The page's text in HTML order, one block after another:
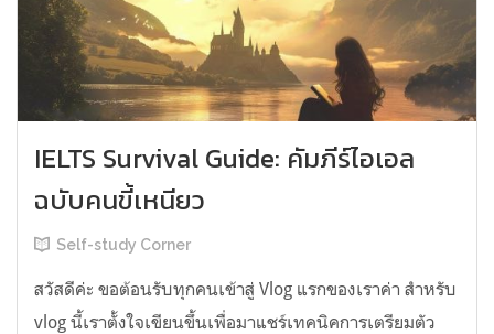
IELTS Survival Guide: คัมภีร์ไอเอล
ฉบับคนขี้เหนียว
Self-study Corner
สวัสดีค่ะ ขอต้อนรับทุกคนเข้าสู่ Vlog แรกของเราค่า สำหรับ
vlog นี้เราตั้งใจเขียนขึ้นเพื่อมาแชร์เทคนิคการเตรียมตัว